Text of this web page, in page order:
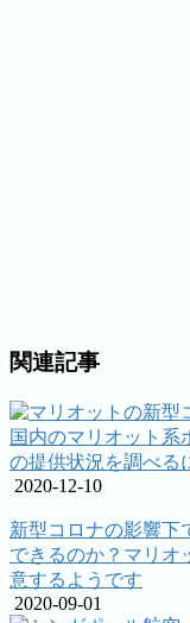
関連記事
国内のマリオット系
の提供状況を調べる
2020-12-10
新型コロナの影響下
できるのか？マリオ
意するようです
2020-09-01